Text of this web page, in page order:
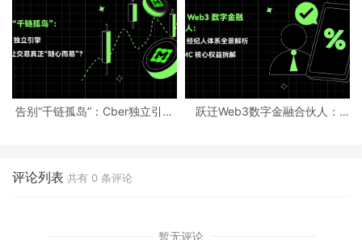
告别“千链孤岛”：Cber独立引擎
跃迁Web3数字金融合伙人：
评论列表 共有 0 条评论
暂无评论